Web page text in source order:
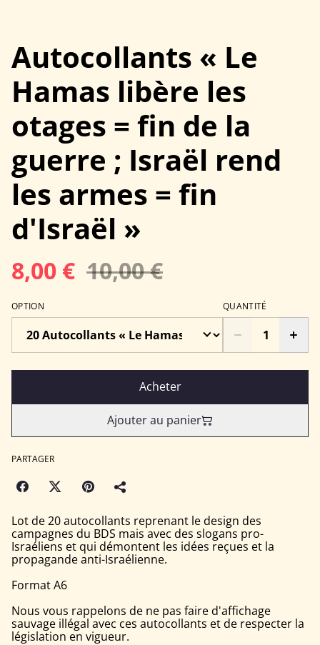
Autocollants « Le
Hamas libère les
otages = fin de la
guerre ; Israël rend
les armes = fin
d'Israël »
8,00 € 10,00 €
OPTION QUANTITÉ
Acheter
Ajouter au panier
PARTAGER
Lot de 20 autocollants reprenant le design des
campagnes du BDS mais avec des slogans pro-
Israéliens et qui démontent les idées reçues et la
propagande anti-Israélienne.
Format A6
Nous vous rappelons de ne pas faire d'affichage
sauvage illégal avec ces autocollants et de respecter la
législation en vigueur.